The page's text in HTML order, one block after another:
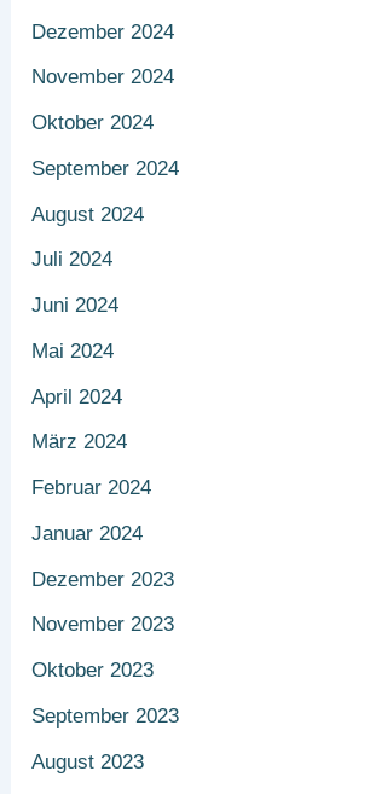
Dezember 2024
November 2024
Oktober 2024
September 2024
August 2024
Juli 2024
Juni 2024
Mai 2024
April 2024
März 2024
Februar 2024
Januar 2024
Dezember 2023
November 2023
Oktober 2023
September 2023
August 2023